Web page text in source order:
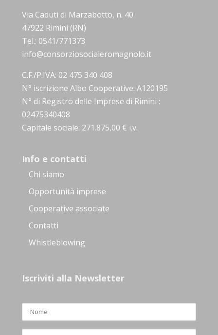
Via Caduti di Marzabotto, n. 40
47922 Rimini (RN)
Tel.: 0541/771373
info@consorziosocialeromagnolo.it
C.F./P.IVA: 02 475 340 408
N° iscrizione Albo Cooperative: A120195
N° di Registro delle Imprese di Rimini :
02475340408
Capitale sociale: 271.875,00 € i.v.
Info e contatti
Chi siamo
Opportunità imprese
Cooperative associate
Contatti
Whistleblowing
Iscriviti alla Newsletter